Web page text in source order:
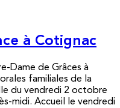
à Cotignac
Dame de Grâces à
familiales de la
du vendredi 2 octobre
midi. Accueil le vendredi